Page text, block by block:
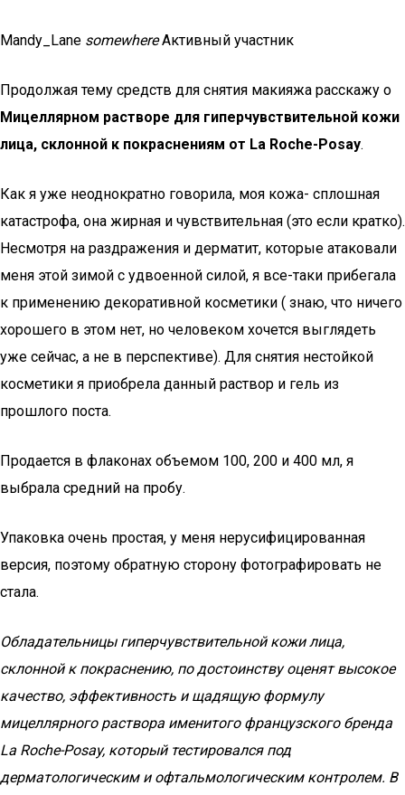
Mandy_Lane somewhereАктивный участник
Продолжая тему средств для снятия макияжа расскажу о
Мицеллярном растворе для гиперчувствительной кожи
лица, склонной к покраснениям от La Roche-Posay.
Как я уже неоднократно говорила, моя кожа- сплошная
катастрофа, она жирная и чувствительная (это если кратко).
Несмотря на раздражения и дерматит, которые атаковали
меня этой зимой с удвоенной силой, я все-таки прибегала
к применению декоративной косметики ( знаю, что ничего
хорошего в этом нет, но человеком хочется выглядеть
уже сейчас, а не в перспективе). Для снятия нестойкой
косметики я приобрела данный раствор и гель из
прошлого поста.
Продается в флаконах объемом 100, 200 и 400 мл, я
выбрала средний на пробу.
Упаковка очень простая, у меня нерусифицированная
версия, поэтому обратную сторону фотографировать не
стала.
Обладательницы гиперчувствительной кожи лица,
склонной к покраснению, по достоинству оценят высокое
качество, эффективность и щадящую формулу
мицеллярного раствора именитого французского бренда
La Roche-Posay, который тестировался под
дерматологическим и офтальмологическим контролем. В